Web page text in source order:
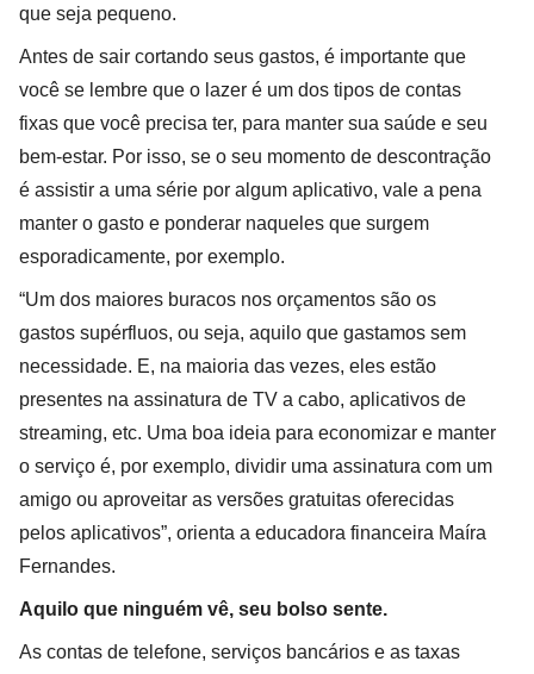
que seja pequeno.
Antes de sair cortando seus gastos, é importante que
você se lembre que o lazer é um dos tipos de contas
fixas que você precisa ter, para manter sua saúde e seu
bem-estar. Por isso, se o seu momento de descontração
é assistir a uma série por algum aplicativo, vale a pena
manter o gasto e ponderar naqueles que surgem
esporadicamente, por exemplo.
“Um dos maiores buracos nos orçamentos são os
gastos supérfluos, ou seja, aquilo que gastamos sem
necessidade. E, na maioria das vezes, eles estão
presentes na assinatura de TV a cabo, aplicativos de
streaming, etc. Uma boa ideia para economizar e manter
o serviço é, por exemplo, dividir uma assinatura com um
amigo ou aproveitar as versões gratuitas oferecidas
pelos aplicativos”, orienta a educadora financeira Maíra
Fernandes.
Aquilo que ninguém vê, seu bolso sente.
As contas de telefone, serviços bancários e as taxas